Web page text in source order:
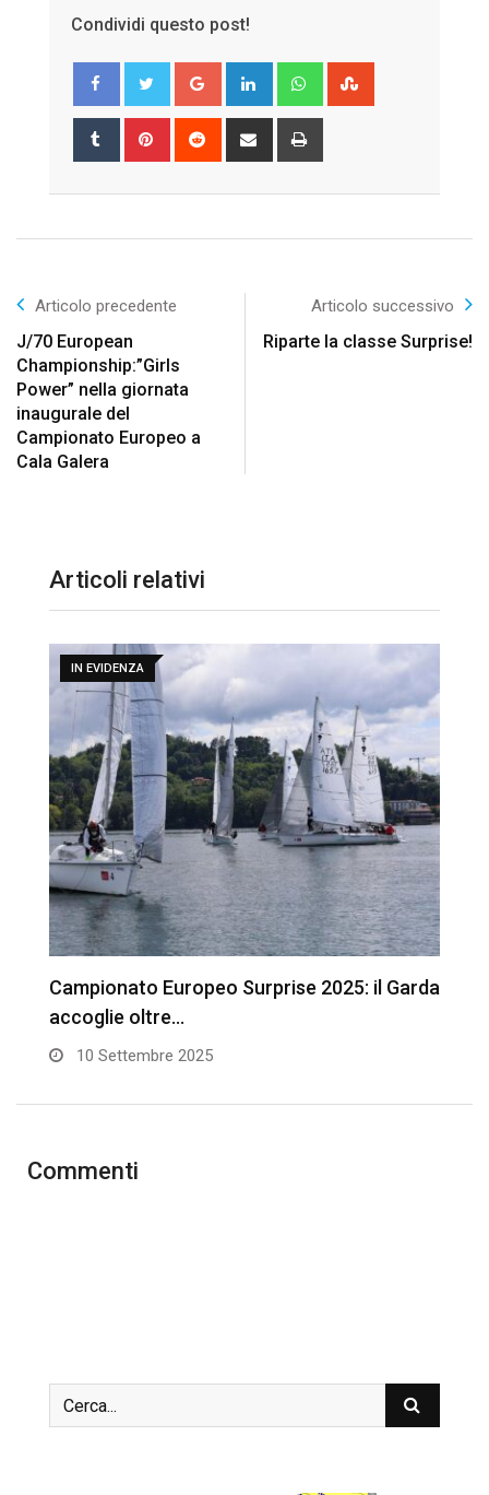
Condividi questo post!
Google+ LinkedIn Whatsapp
Tumblr Pinterest Reddit
Share
Articolo precedente
J/70 European
Championship:”Girls
Power” nella giornata
inaugurale del
Campionato Europeo a
Cala Galera
Articolo successivo
Riparte la classe Surprise!
Articoli relativi
IN EVIDENZA
Campionato Europeo Surprise 2025: il Garda
accoglie oltre…
10 Settembre 2025
Commenti